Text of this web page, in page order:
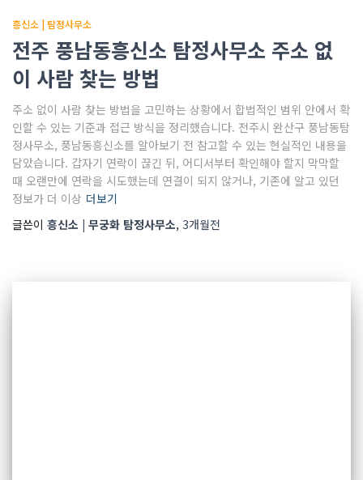
흥신소 | 탐정사무소
전주 풍남동흥신소 탐정사무소 주소 없
이 사람 찾는 방법
주소 없이 사람 찾는 방법을 고민하는 상황에서 합법적인 범위 안에서 확
인할 수 있는 기준과 접근 방식을 정리했습니다. 전주시 완산구 풍남동탐
정사무소, 풍남동흥신소를 알아보기 전 참고할 수 있는 현실적인 내용을
담았습니다. 갑자기 연락이 끊긴 뒤, 어디서부터 확인해야 할지 막막할
때 오랜만에 연락을 시도했는데 연결이 되지 않거나, 기존에 알고 있던
정보가 더 이상 더보기
글쓴이 흥신소 | 무궁화 탐정사무소, 3개월전